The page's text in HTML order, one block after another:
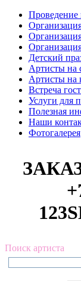
Проведение
Детский
Артисты на
Артисты на
Встреча
Услуги для
Полезная
Наши
Фотогалерея
Поиск артиста